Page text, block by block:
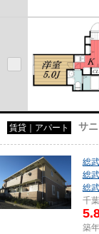
賃貸｜アパート サ
総
総
総
千
築